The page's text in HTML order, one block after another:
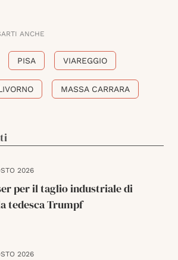
ANCHE
PISA VIAREGGIO
MASSA CARRARA
2026
per il taglio industriale di
tedesca Trumpf
2026